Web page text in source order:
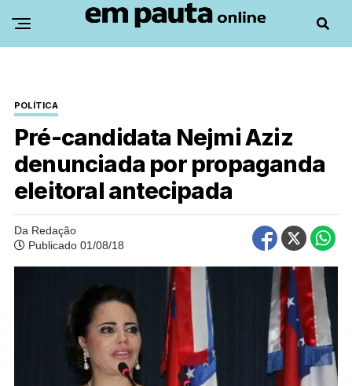
POLÍTICA
Pré-candidata Nejmi Aziz
denunciada por propaganda
eleitoral antecipada
Da Redação
Publicado 01/08/18